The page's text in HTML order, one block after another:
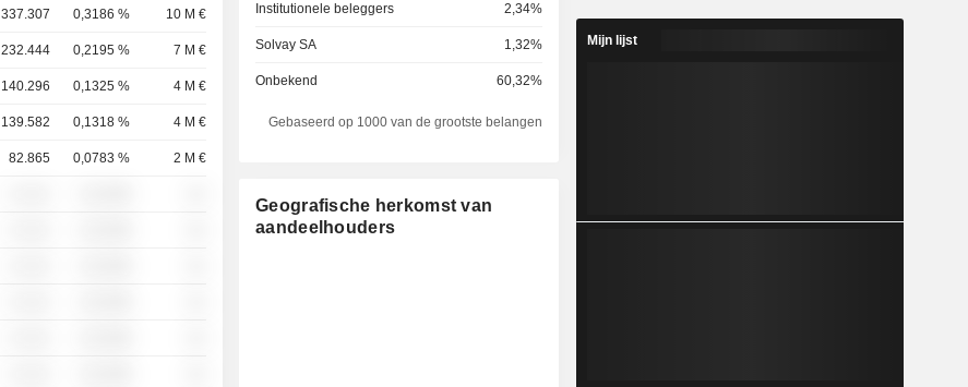
337.307 0,3186 % 10 M €
232.444 0,2195 % 7 M €
140.296 0,1325 % 4 M €
139.582 0,1318 % 4 M €
82.865 0,0783 % 2 M €
Institutionele beleggers 2,34%
Solvay SA 1,32%
Onbekend 60,32%
Gebaseerd op 1000 van de grootste belangen
Geografische herkomst van
aandeelhouders
Mijn lijst